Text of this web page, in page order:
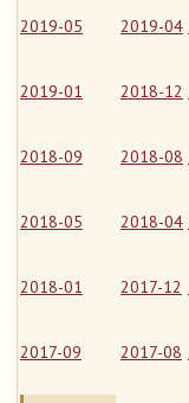
2019-05 2019-04
2019-01 2018-12
2018-09 2018-08
2018-05 2018-04
2018-01 2017-12
2017-09 2017-08